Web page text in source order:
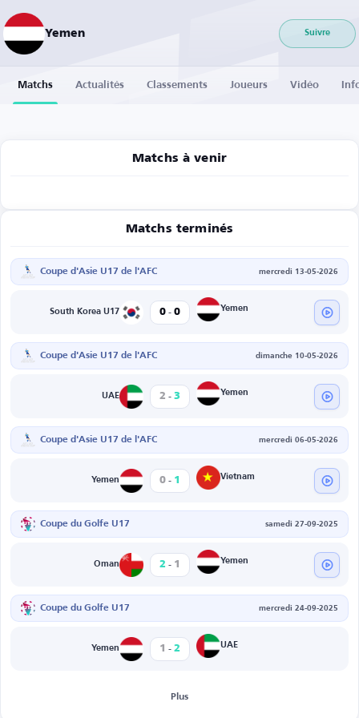
Yemen Suivre
Matchs Actualités Classements Joueurs Vidéo
Matchs à venir
Matchs terminés
Coupe d'Asie U17 de l'AFC mercredi 13-05-2026
South Korea U17 0 - 0 Yemen
Coupe d'Asie U17 de l'AFC dimanche 10-05-2026
UAE 2 - 3 Yemen
Coupe d'Asie U17 de l'AFC mercredi 06-05-2026
Yemen 0 - 1 Vietnam
Coupe du Golfe U17 samedi 27-09-2025
Oman 2 - 1 Yemen
Coupe du Golfe U17 mercredi 24-09-2025
Yemen 1 - 2 UAE
Plus